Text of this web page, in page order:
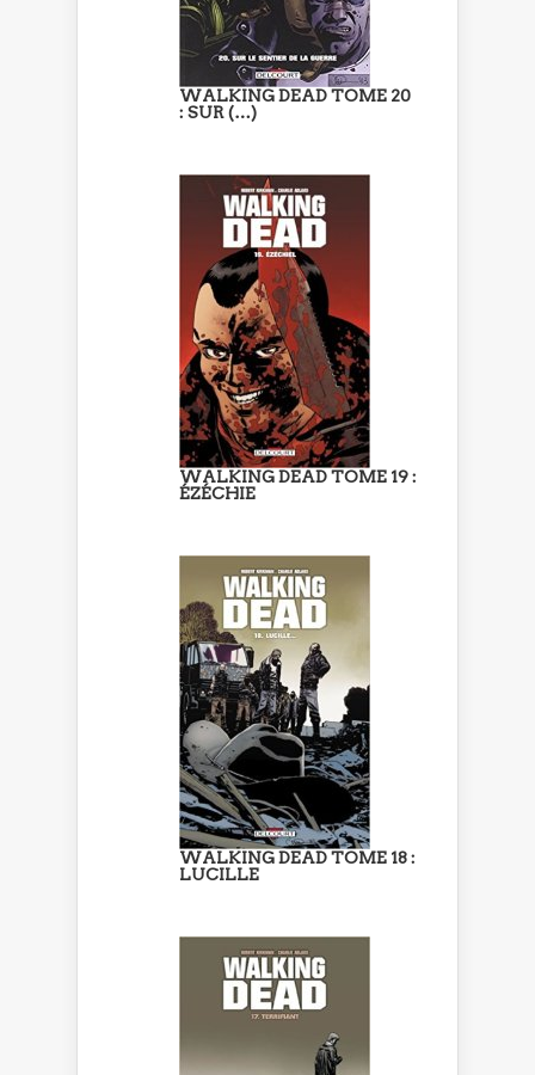
WALKING DEAD TOME 20
: SUR (…)
WALKING DEAD TOME 19 :
ÉZÉCHIE
WALKING DEAD TOME 18 :
LUCILLE